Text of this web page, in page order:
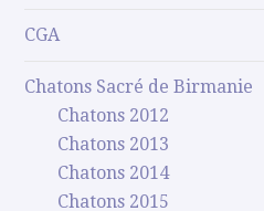
CGA
Chatons Sacré de Birmanie
Chatons 2012
Chatons 2013
Chatons 2014
Chatons 2015